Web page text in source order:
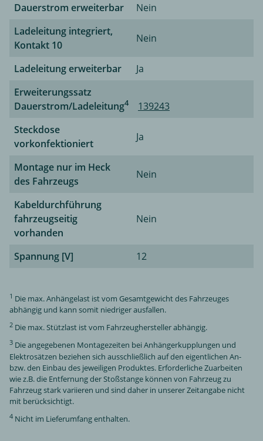
Dauerstrom erweiterbar
Nein
Ladeleitung integriert,
Kontakt 10
Nein
Ladeleitung erweiterbar
Ja
Erweiterungssatz
Dauerstrom/Ladeleitung4
139243
Steckdose
vorkonfektioniert
Ja
Montage nur im Heck
des Fahrzeugs
Nein
Kabeldurchführung
fahrzeugseitig
vorhanden
Nein
Spannung [V] 12
1 Die max. Anhängelast ist vom Gesamtgewicht des Fahrzeuges
abhängig und kann somit niedriger ausfallen.
2 Die max. Stützlast ist vom Fahrzeughersteller abhängig.
3 Die angegebenen Montagezeiten bei Anhängerkupplungen und
Elektrosätzen beziehen sich ausschließlich auf den eigentlichen An-
bzw. den Einbau des jeweiligen Produktes. Erforderliche Zuarbeiten
wie z.B. die Entfernung der Stoßstange können von Fahrzeug zu
Fahrzeug stark variieren und sind daher in unserer Zeitangabe nicht
mit berücksichtigt.
4 Nicht im Lieferumfang enthalten.